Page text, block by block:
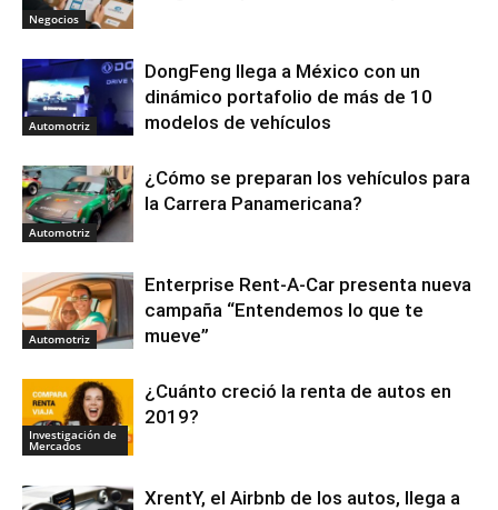
Negocios
Automotriz
DongFeng llega a México con un
dinámico portafolio de más de 10
modelos de vehículos
Automotriz
¿Cómo se preparan los vehículos para
la Carrera Panamericana?
Automotriz
Enterprise Rent-A-Car presenta nueva
campaña “Entendemos lo que te
mueve”
Investigación de
Mercados
¿Cuánto creció la renta de autos en
2019?
XrentY, el Airbnb de los autos, llega a